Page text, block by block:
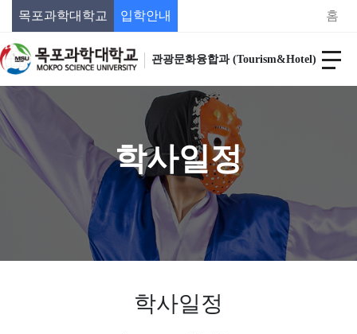
목포과학대학교 입학안내 홈
관광문화융합과 (Tourism&Hotel)
학사일정
학사일정